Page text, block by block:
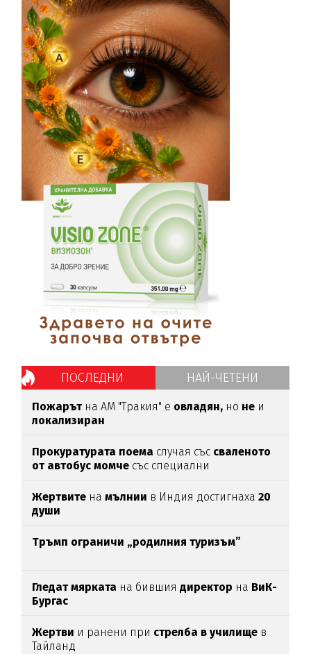
ПОСЛЕДНИ НАЙ-ЧЕТЕНИ
Пожарътна АМ "Тракия" е овладян, но не и
локализиран
Прокуратурата поема случая със сваленото
от автобус момче със специални
Жертвите намълнии в Индия достигнаха20
души
Тръмп ограничи „родилния туризъм”
Гледат мярката на бившиядиректор на ВиК-
Бургас
Жертви и ранени при стрелба в училище в
Тайланд